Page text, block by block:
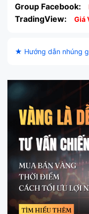
Group Facebook:
TradingView: Giá
★ Hướng dẫn nhúng